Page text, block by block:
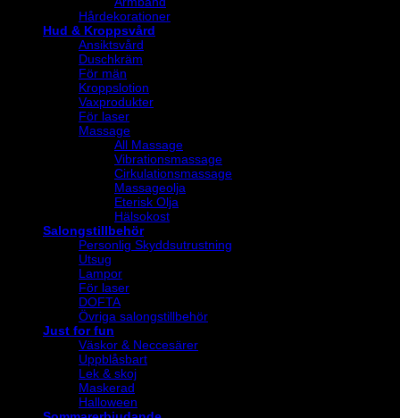
Hårdekorationer
Hud & Kroppsvård
Ansiktsvård
Duschkräm
För män
Kroppslotion
Vaxprodukter
För laser
Massage
All Massage
Vibrationsmassage
Cirkulationsmassage
Massageolja
Eterisk Olja
Hälsokost
Salongstillbehör
Personlig Skyddsutrustning
Utsug
Lampor
För laser
DOFTA
Övriga salongstillbehör
Just for fun
Väskor & Neccesärer
Uppblåsbart
Lek & skoj
Maskerad
Halloween